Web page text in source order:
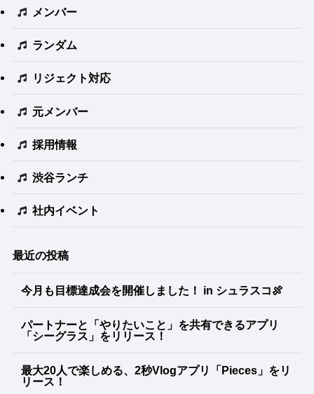
メンバー
ランダム
リジェクト対応
元メンバー
採用情報
渋谷ランチ
社内イベント
最近の投稿
今月も目標達成会を開催しました！ in シュラスコ🍖
パートナーと「やりたいこと」を共有できるアプリ
「シーグラス」をリリース！
最大20人で楽しめる、2秒Vlogアプリ「Pieces」をリ
リース！